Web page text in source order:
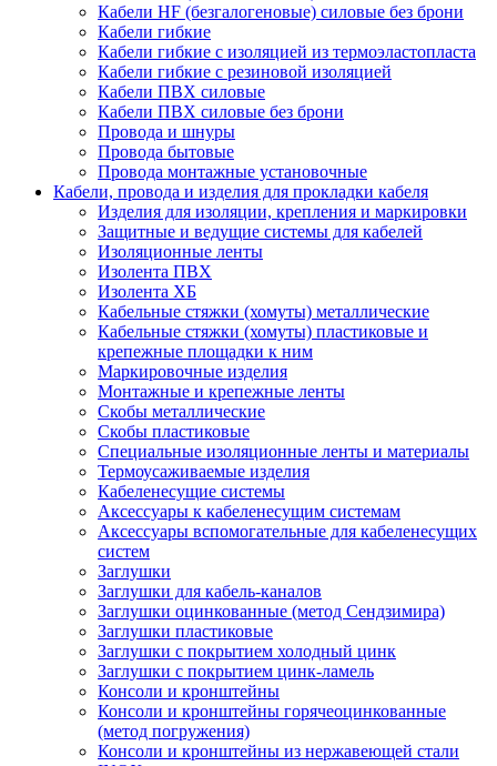
Кабели HF (безгалогеновые) силовые без брони
Кабели гибкие
Кабели гибкие с изоляцией из термоэластопласта
Кабели гибкие с резиновой изоляцией
Кабели ПВХ силовые
Кабели ПВХ силовые без брони
Провода и шнуры
Провода бытовые
Провода монтажные установочные
Кабели, провода и изделия для прокладки кабеля
Изделия для изоляции, крепления и маркировки
Защитные и ведущие системы для кабелей
Изоляционные ленты
Изолента ПВХ
Изолента ХБ
Кабельные стяжки (хомуты) металлические
Кабельные стяжки (хомуты) пластиковые и
крепежные площадки к ним
Маркировочные изделия
Монтажные и крепежные ленты
Скобы металлические
Скобы пластиковые
Специальные изоляционные ленты и материалы
Термоусаживаемые изделия
Кабеленесущие системы
Аксессуары к кабеленесущим системам
Аксессуары вспомогательные для кабеленесущих
систем
Заглушки
Заглушки для кабель-каналов
Заглушки оцинкованные (метод Сендзимира)
Заглушки пластиковые
Заглушки с покрытием холодный цинк
Заглушки с покрытием цинк-ламель
Консоли и кронштейны
Консоли и кронштейны горячеоцинкованные
(метод погружения)
Консоли и кронштейны из нержавеющей стали